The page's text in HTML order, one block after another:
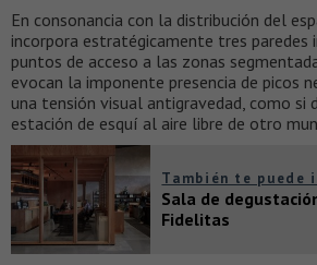
En consonancia con la distribución del
incorpora estratégicamente tres paredes
puntos de acceso a las zonas
evocan la imponente presencia de picos
una tensión visual antigravedad, como si
estación de esquí al aire libre de otro
También te puede
Sala de
Fidelitas